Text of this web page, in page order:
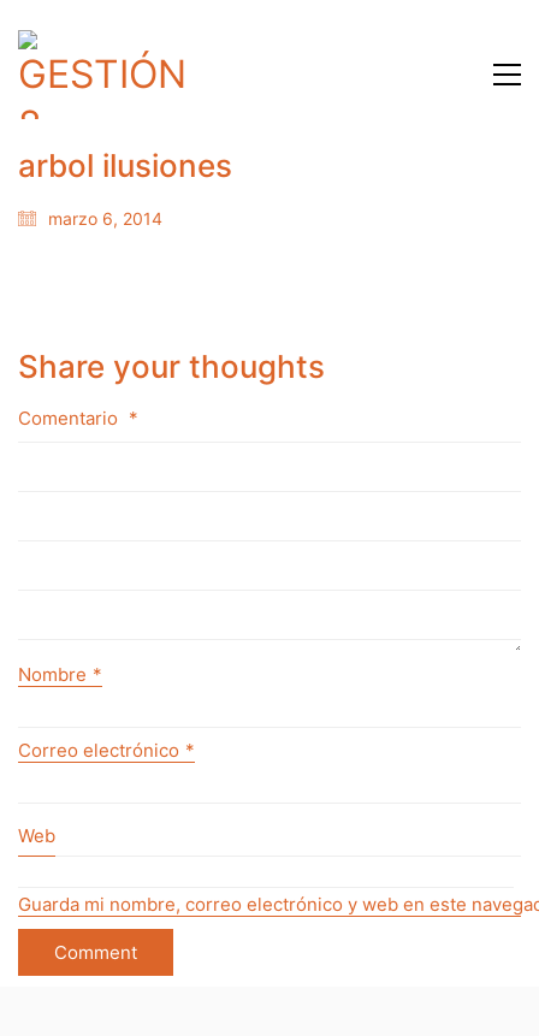
arbol ilusiones
marzo 6, 2014
Share your thoughts
Comentario *
Nombre *
Correo electrónico *
Web
Guarda mi nombre, correo electrónico y web en este